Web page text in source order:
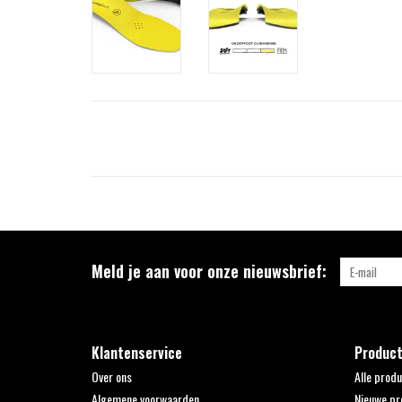
Meld je aan voor onze nieuwsbrief:
Klantenservice
Over ons
Alle